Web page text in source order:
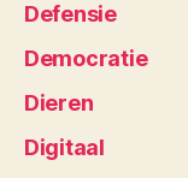
Defensie
Democratie
Dieren
Digitaal